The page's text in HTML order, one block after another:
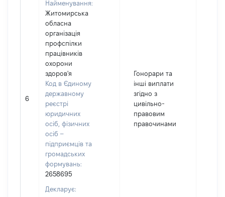
6
Найменування:
Житомирська
обласна
організація
профспілки
працівників
охорони
здоров'я
Код в Єдиному
державному
реєстрі
юридичних
осіб, фізичних
осіб –
підприємців та
громадських
формувань:
2658695
Декларує:
Гонорари та
інші виплати
згідно з
цивільно-
правовим
правочинами